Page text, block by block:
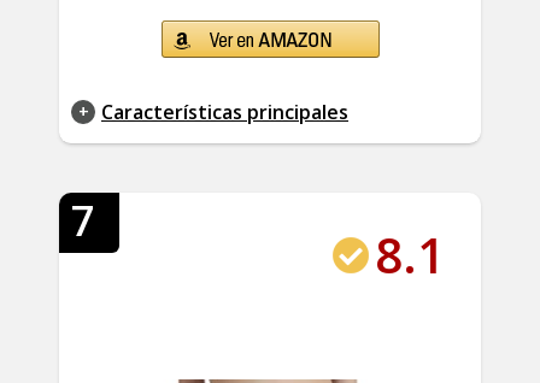
Características principales
7
8.1